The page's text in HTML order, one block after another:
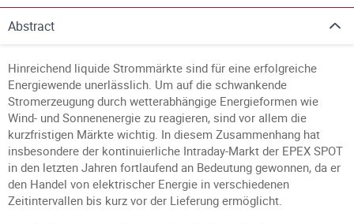
Abstract
Hinreichend liquide Strommärkte sind für eine erfolgreiche
Energiewende unerlässlich. Um auf die schwankende
Stromerzeugung durch wetterabhängige Energieformen wie
Wind- und Sonnenenergie zu reagieren, sind vor allem die
kurzfristigen Märkte wichtig. In diesem Zusammenhang hat
insbesondere der kontinuierliche Intraday-Markt der EPEX SPOT
in den letzten Jahren fortlaufend an Bedeutung gewonnen, da er
den Handel von elektrischer Energie in verschiedenen
Zeitintervallen bis kurz vor der Lieferung ermöglicht.